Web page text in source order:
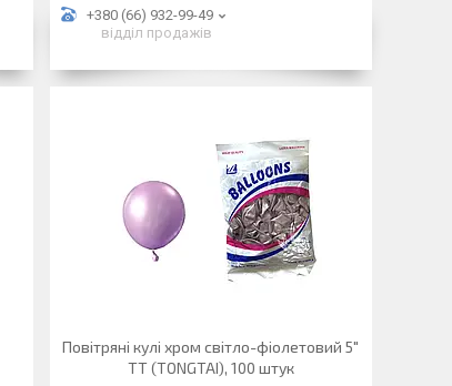
+380 (66) 932-99-49
відділ продажів
Повітряні кулі хром світло-фіолетовий 5"
TT (TONGTAI), 100 штук